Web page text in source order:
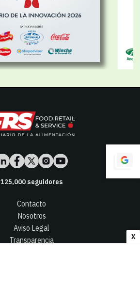
X
125,000seguidores
Contacto
Nosotros
Aviso Legal
Transparencia